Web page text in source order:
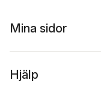
Mina sidor
Hjälp